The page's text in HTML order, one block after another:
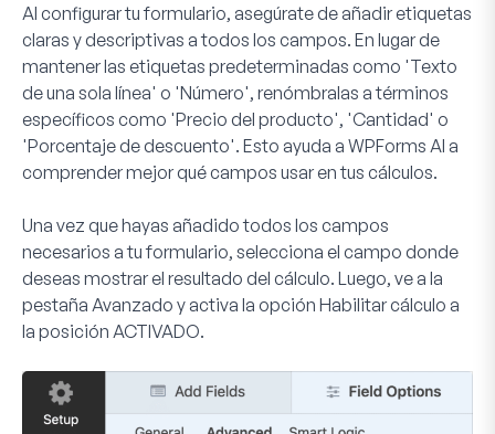
Al configurar tu formulario, asegúrate de añadir etiquetas
claras y descriptivas a todos los campos. En lugar de
mantener las etiquetas predeterminadas como 'Texto
de una sola línea' o 'Número', renómbralas a términos
específicos como 'Precio del producto', 'Cantidad' o
'Porcentaje de descuento'. Esto ayuda a WPForms AI a
comprender mejor qué campos usar en tus cálculos.
Una vez que hayas añadido todos los campos
necesarios a tu formulario, selecciona el campo donde
deseas mostrar el resultado del cálculo. Luego, ve a la
pestaña Avanzado y activa la opción Habilitar cálculo a
la posición ACTIVADO.